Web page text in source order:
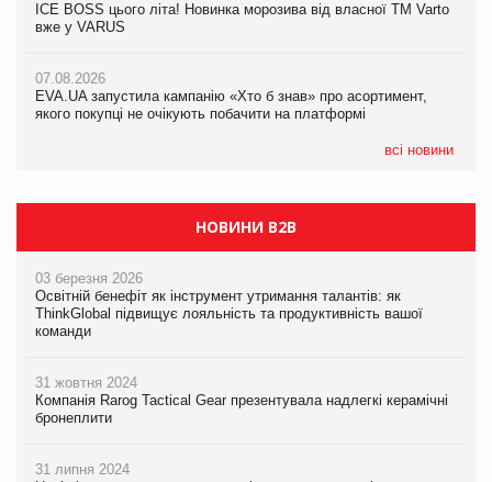
ICE BOSS цього літа! Новинка морозива від власної ТМ Varto
вже у VARUS
07.08.2026
EVA.UA запустила кампанію «Хто б знав» про асортимент,
якого покупці не очікують побачити на платформі
всі новини
ICE BOSS цього літа! Новинка морозива від власної ТМ Varto
вже у VARUS
07.08.2026
EVA.UA запустила кампанію «Хто б знав» про асортимент,
якого покупці не очікують побачити на платформі
НОВИНИ B2B
03 березня 2026
Освітній бенефіт як інструмент утримання талантів: як
ThinkGlobal підвищує лояльність та продуктивність вашої
команди
31 жовтня 2024
Компанія Rarog Tactical Gear презентувала надлегкі керамічні
бронеплити
31 липня 2024